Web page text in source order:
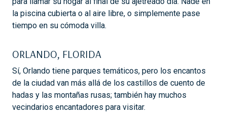
la piscina cubierta o al aire libre, o simplemente pase
tiempo en su cómoda villa.
ORLANDO, FLORIDA
Sí, Orlando tiene parques temáticos, pero los encantos
de la ciudad van más allá de los castillos de cuento de
hadas y las montañas rusas; también hay muchos
vecindarios encantadores para visitar.